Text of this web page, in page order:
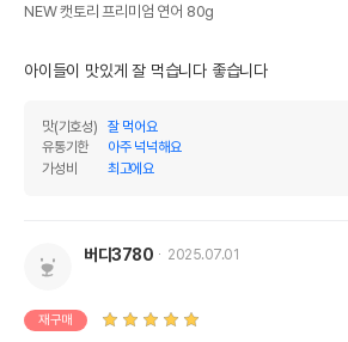
NEW 캣토리 프리미엄 연어 80g
아이들이 맛있게 잘 먹습니다 좋습니다
맛(기호성)
잘 먹어요
유통기한
아주 넉넉해요
가성비
최고에요
버디3780 2025.07.01
재구매